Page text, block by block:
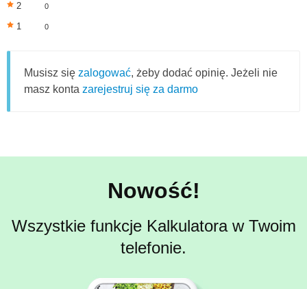
2 0
1 0
Musisz się zalogować, żeby dodać opinię. Jeżeli nie
masz konta zarejestruj się za darmo
Nowość!
Wszystkie funkcje Kalkulatora w Twoim
telefonie.